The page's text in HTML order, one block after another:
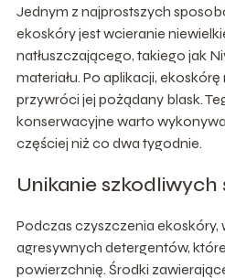
Jednym z najprostszych
ekoskóry jest wcieranie
natłuszczającego, takiego jak
materiału. Po aplikacji,
przywróci jej pożądany blask.
konserwacyjne warto
częściej niż co dwa tygodnie.
Unikanie
Podczas czyszczenia ekoskóry,
agresywnych detergentów,
powierzchnię. Środki